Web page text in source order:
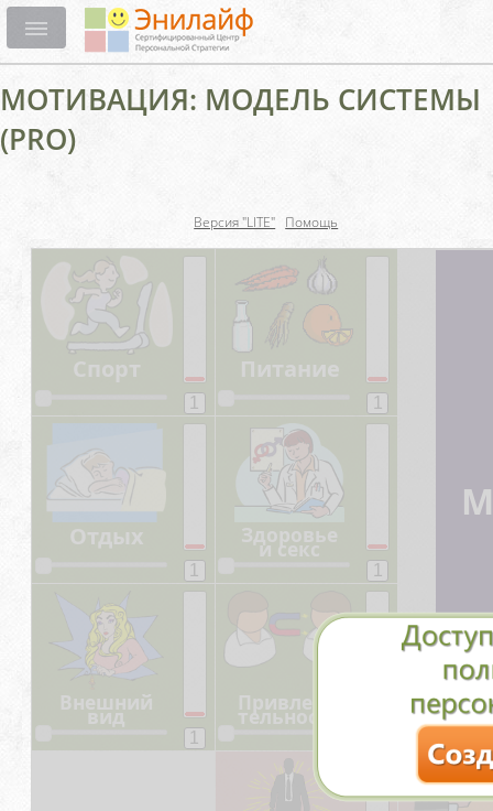
МОТИВАЦИЯ: МОДЕЛЬ СИСТЕМЫ
(PRO)
Версия "LITE" Помощь